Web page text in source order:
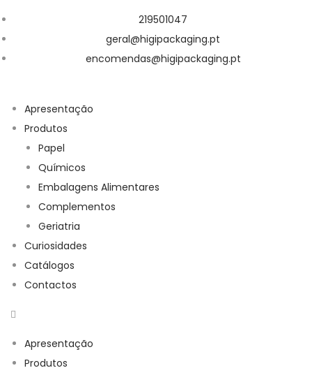
219501047
geral@higipackaging.pt
encomendas@higipackaging.pt
Apresentação
Produtos
Papel
Químicos
Embalagens Alimentares
Complementos
Geriatria
Curiosidades
Catálogos
Contactos
Apresentação
Produtos